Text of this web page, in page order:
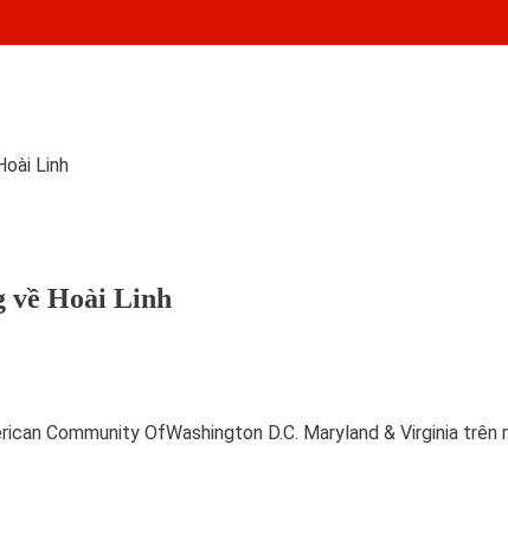
Linh
về Hoài Linh
Community OfWashington D.C. Maryland & Virginia trên